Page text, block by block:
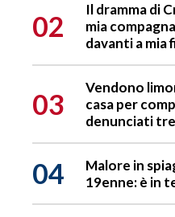
02
Il dramma di
mia
davanti a mia
03
Vendono
casa per
denunciati
04
Malore in
19enne: è in